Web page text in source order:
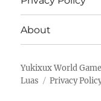
About
Yukixux World
Luas
Privacy